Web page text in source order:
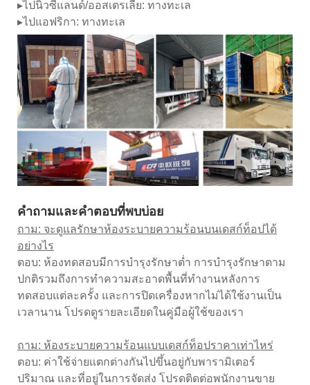
▸ไปนิวซีแลนด์/ออสเตรเลีย: ทางทะเล
▸ไปแอฟริกา: ทางทะเล
คำถามและคำตอบที่พบบ่อย
ถาม: จะดูแลรักษาห้องระบายความร้อนบนเดสก์ท็อปได้
อย่างไร
ตอบ: ห้องทดสอบมีการบำรุงรักษาต่ำ การบำรุงรักษาตาม
ปกติรวมถึงการทำความสะอาดพื้นที่ทำงานหลังการ
ทดสอบแต่ละครั้ง และการปิดเครื่องหากไม่ได้ใช้งานเป็น
เวลานาน โปรดดูรายละเอียดในคู่มือผู้ใช้ของเรา
ถาม: ห้องระบายความร้อนแบบเดสก์ท็อปราคาเท่าไหร่
ตอบ: ค่าใช้จ่ายแตกต่างกันไปขึ้นอยู่กับพารามิเตอร์
ปริมาณ และที่อยู่ในการจัดส่ง โปรดติดต่อพนักงานขาย